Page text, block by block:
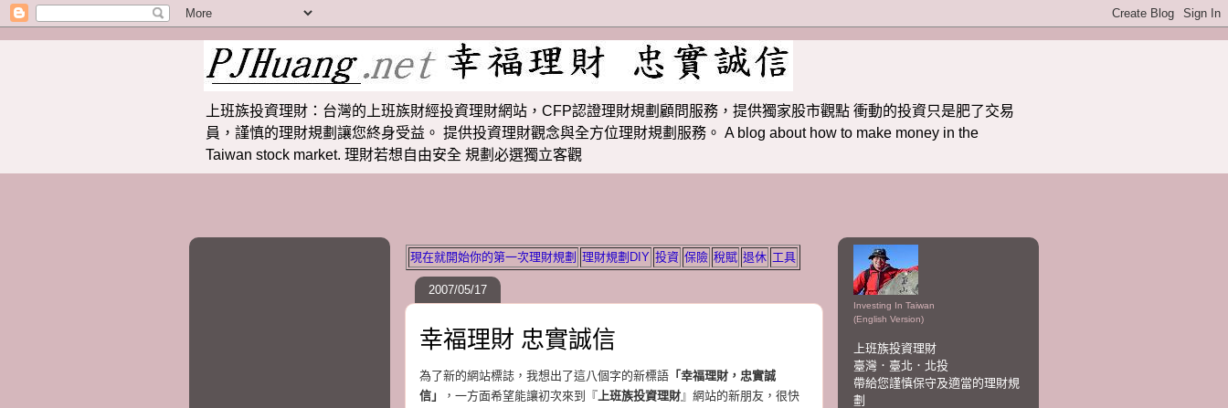
上班族投資理財：台灣的上班族財經投資理財網站，CFP認證理財規劃顧問服務，提供獨家股市觀點 衝動的投資只是肥了交易
員，謹慎的理財規劃讓您終身受益。 提供投資理財觀念與全方位理財規劃服務。 A blog about how to make money in the
Taiwan stock market. 理財若想自由安全 規劃必選獨立客觀
現在就開始你的第一次理財規劃 理財規劃DIY 投資 保險 稅賦 退休 工具
2007/05/17
幸福理財 忠實誠信
為了新的網站標誌，我想出了這八個字的新標語 「幸福理財，忠實誠
信」
，一方面希望能讓初次來到『上班族投資理財 』網站的新朋友，很快
Investing In Taiwan
(English Version)
上班族投資理財
臺灣．臺北．北投
帶給您謹慎保守及適當的理財規
劃